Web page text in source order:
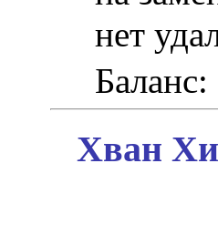
нет
Хван Хи